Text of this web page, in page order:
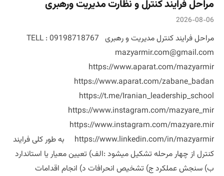
مراحل فرایند کنترل و نظارت مدیریت ورهبری
2026-08-06
مراحل فرایند کنترل مدیریت و رهبری TELL : 09198718767
mazyarmir.com@gmail.com
https://www.aparat.com/mazyarmir
https://www.aparat.com/zabane_badan
https://t.me/Iranian_leadership_school
https://www.instagram.com/mazyare_mir
https://www.instagram.com/mazyare.mir
https://www.linkedin.com/in/mazyarmir به طور کلی فرایند
کنترل از چهار مرحله تشکیل میشود :الف) تعیین معیار یا استاندارد
ب) سنجش عملکرد ج) تشخیص انحرافات د) انجام اقدامات